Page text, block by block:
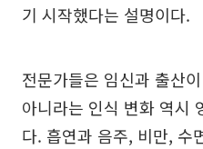
기 시작했다는 설명이다.
전문가들은 임신과 출산
아니라는 인식 변화 역시
다. 흡연과 음주, 비만, 수